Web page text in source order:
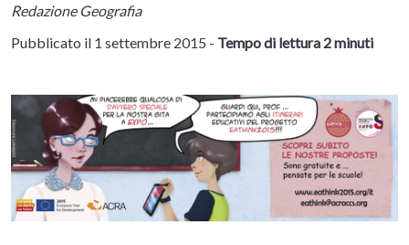
Redazione Geografia
Pubblicato il 1 settembre 2015 - Tempo di lettura 2 minuti